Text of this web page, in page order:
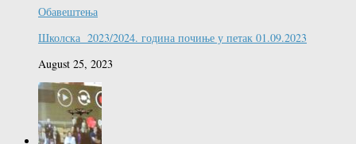
Обавештења
Школска 2023/2024. година почиње у петак 01.09.2023
August 25, 2023